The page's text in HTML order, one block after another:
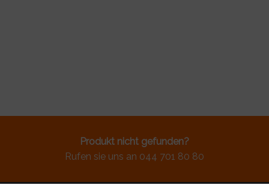
Produkt nicht gefunden?
Rufen sie uns an 044 701 80 80